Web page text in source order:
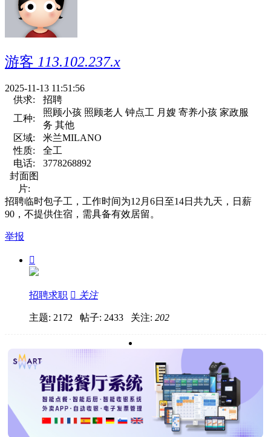
游客 113.102.237.x
2025-11-13 11:51:56
供求:
招聘
工种:
照顾小孩 照顾老人 钟点工 月嫂 寄养小孩 家政服
务 其他
区域:
米兰MILANO
性质:
全工
电话:
3778268892
封面图
片:
招聘临时包子工，工作时间为12月6日至14日共九天，日薪
90，不提供住宿，需具备有效居留。
举报

招聘求职  关注
主题: 2172 帖子: 2433 关注: 202